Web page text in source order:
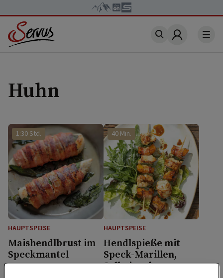
Account
Huhn
1:30 Std.
HAUPTSPEISE
Maishendlbrust im
Speckmantel
40 Min.
HAUPTSPEISE
Hendlspieße mit
Speck-Marillen,
Salbei und